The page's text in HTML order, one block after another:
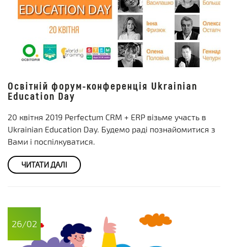
Освітній форум-конференція Ukrainian
Education Day
20 квітня 2019 Perfectum CRM + ERP візьме участь в
Ukrainian Education Day. Будемо раді познайомитися з
Вами і поспілкуватися.
ЧИТАТИ ДАЛІ
26/02